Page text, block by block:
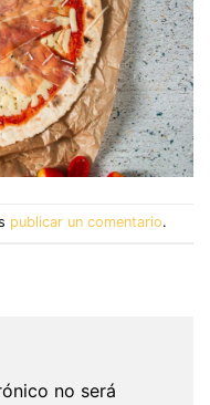
publicar un comentario.
no será